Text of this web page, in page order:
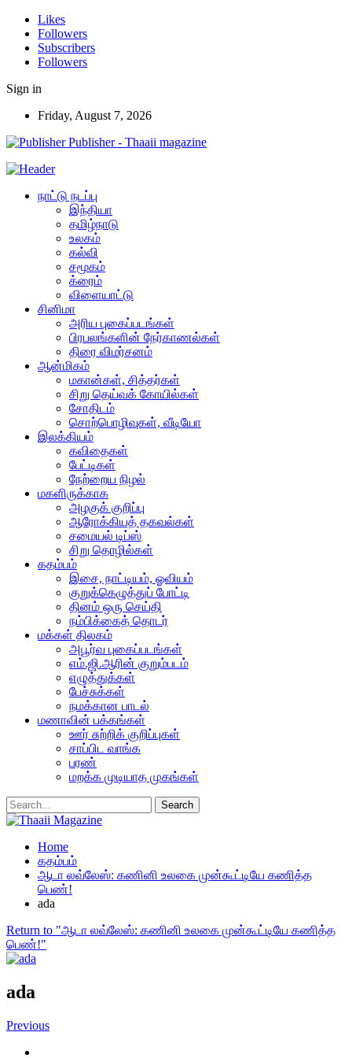
Likes
Followers
Subscribers
Followers
Sign in
Friday, August 7, 2026
Publisher - Thaaii magazine
நாட்டு நடப்பு
இந்தியா
தமிழ்நாடு
உலகம்
கல்வி
சமூகம்
க்ரைம்
விளையாட்டு
சினிமா
அரிய புகைப்படங்கள்
பிரபலங்களின் நேர்காணல்கள்
திரை விமர்சனம்
ஆன்மிகம்
மகான்கள், சித்தர்கள்
சிறு தெய்வக் கோயில்கள்
சோதிடம்
சொற்பொழிவுகள், வீடியோ
இலக்கியம்
கவிதைகள்
பேட்டிகள்
நேற்றைய நிழல்
மகளிருக்காக
அழகுக் குறிப்பு
ஆரோக்கியத் தகவல்கள்
சமையல் டிப்ஸ்
சிறு தொழில்கள்
கதம்பம்
இசை, நாட்டியம், ஓவியம்
குறுக்கெழுத்துப் போட்டி
தினம் ஒரு செய்தி
நம்பிக்கைத் தொடர்
மக்கள் திலகம்
அபூர்வ புகைப்படங்கள்
எம்.ஜி.ஆரின் குறும்படம்
எழுத்துக்கள்
பேச்சுக்கள்
நமக்கான பாடல்
மணாவின் பக்கங்கள்
ஊர் சுற்றிக் குறிப்புகள்
சாப்பிட வாங்க
பரண்
மறக்க முடியாத முகங்கள்
Home
கதம்பம்
ஆடா லவ்லேஸ்: கணினி உலகை முன்கூட்டியே கணித்த
பெண்!
ada
Return to "ஆடா லவ்லேஸ்: கணினி உலகை முன்கூட்டியே கணித்த
பெண்!"
ada
Previous